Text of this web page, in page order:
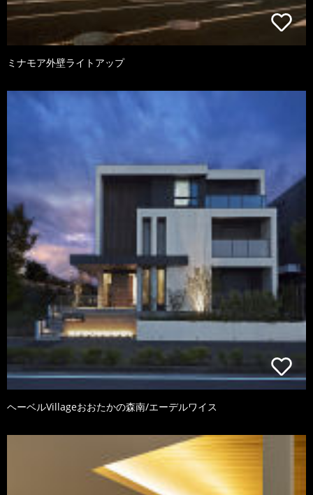
ミナモア外壁ライトアップ
ヘーベルVillageおおたかの森南/エーデルワイス